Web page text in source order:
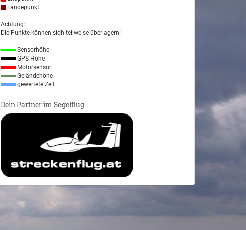
Landepunkt
Achtung:
Die Punkte können sich teilweise überlagern!
Sensorhöhe
GPS-Höhe
Motorsensor
Geländehöhe
gewertete Zeit
Dein Partner im Segelflug